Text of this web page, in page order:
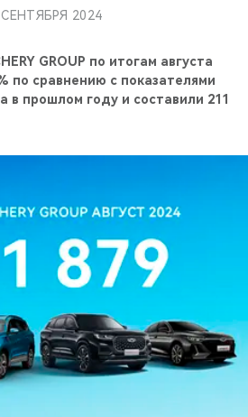
СЕНТЯБРЯ 2024
GROUP по итогам августа
по сравнению с показателями
в прошлом году и составили 211